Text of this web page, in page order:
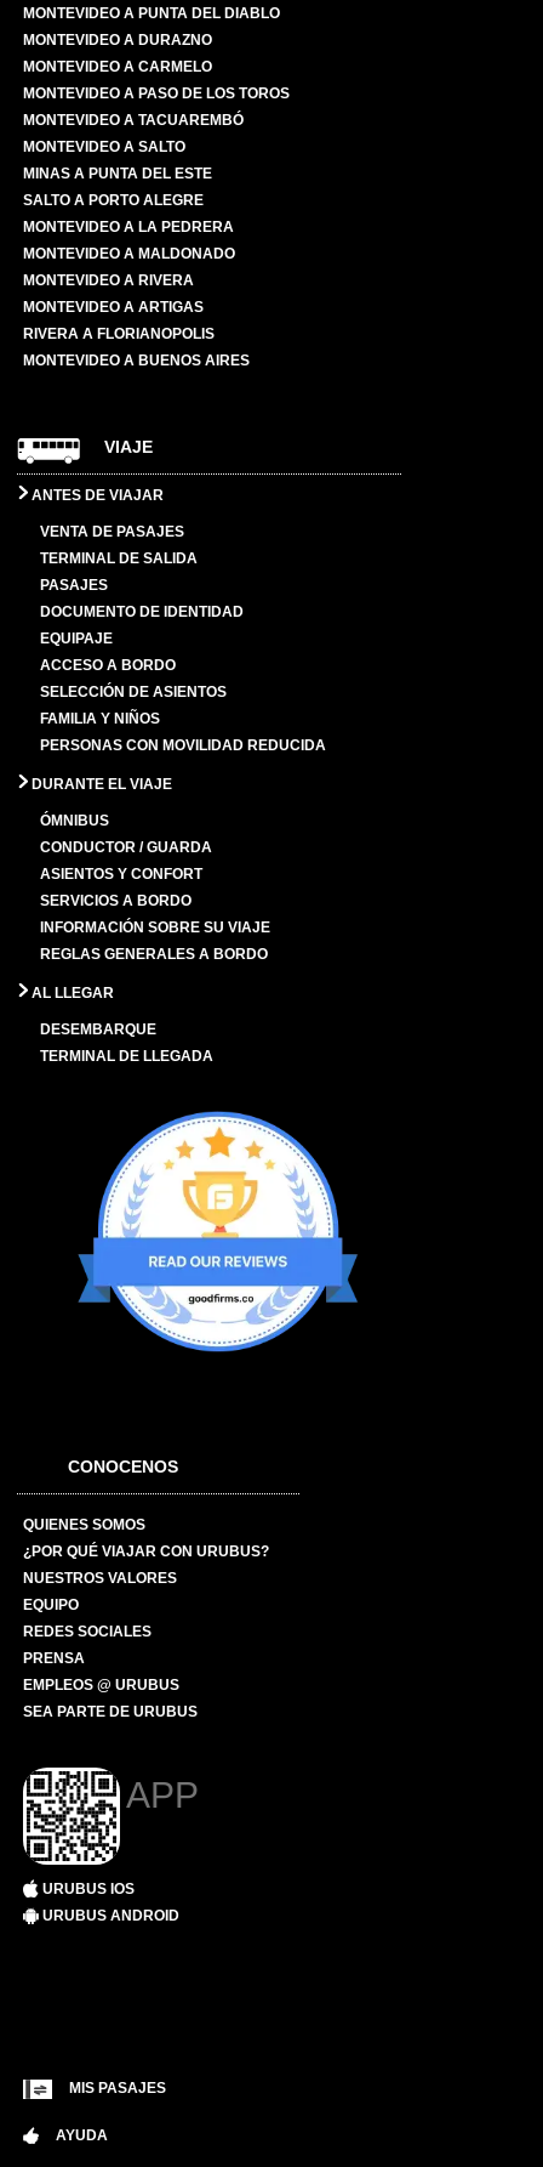
MONTEVIDEO A PUNTA DEL DIABLO
MONTEVIDEO A DURAZNO
MONTEVIDEO A CARMELO
MONTEVIDEO A PASO DE LOS TOROS
MONTEVIDEO A TACUAREMBÓ
MONTEVIDEO A SALTO
MINAS A PUNTA DEL ESTE
SALTO A PORTO ALEGRE
MONTEVIDEO A LA PEDRERA
MONTEVIDEO A MALDONADO
MONTEVIDEO A RIVERA
MONTEVIDEO A ARTIGAS
RIVERA A FLORIANOPOLIS
MONTEVIDEO A BUENOS AIRES
VIAJE
ANTES DE VIAJAR
VENTA DE PASAJES
TERMINAL DE SALIDA
PASAJES
DOCUMENTO DE IDENTIDAD
EQUIPAJE
ACCESO A BORDO
SELECCIÓN DE ASIENTOS
FAMILIA Y NIÑOS
PERSONAS CON MOVILIDAD REDUCIDA
DURANTE EL VIAJE
ÓMNIBUS
CONDUCTOR / GUARDA
ASIENTOS Y CONFORT
SERVICIOS A BORDO
INFORMACIÓN SOBRE SU VIAJE
REGLAS GENERALES A BORDO
AL LLEGAR
DESEMBARQUE
TERMINAL DE LLEGADA
CONOCENOS
QUIENES SOMOS
¿POR QUÉ VIAJAR CON URUBUS?
NUESTROS VALORES
EQUIPO
REDES SOCIALES
PRENSA
EMPLEOS @ URUBUS
SEA PARTE DE URUBUS
APP
URUBUS IOS
URUBUS ANDROID
MIS PASAJES
AYUDA